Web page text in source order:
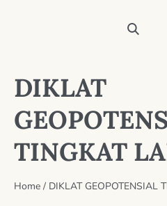
DIKLAT
TINGKAT
Home / DIKLAT GEOPOTENSIAL